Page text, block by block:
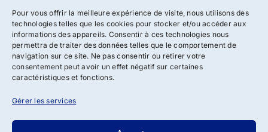
Pour vous offrir la meilleure expérience de visite, nous utilisons des
technologies telles que les cookies pour stocker et/ou accéder aux
informations des appareils. Consentir à ces technologies nous
permettra de traiter des données telles que le comportement de
navigation sur ce site. Ne pas consentir ou retirer votre
consentement peut avoir un effet négatif sur certaines
caractéristiques et fonctions.
Gérer les services
J’accepte